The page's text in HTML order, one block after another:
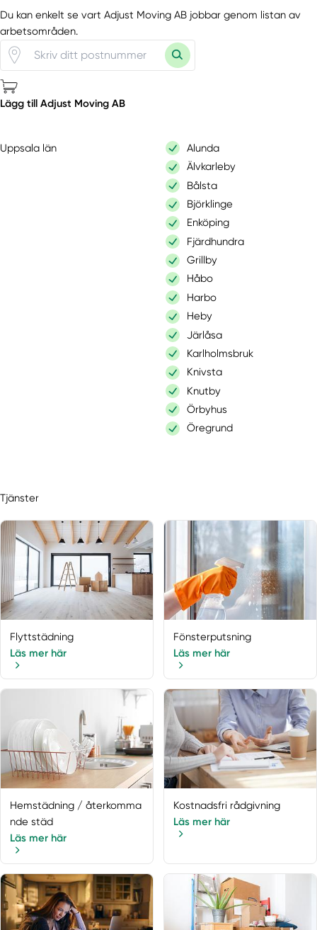
Du kan enkelt se vart Adjust Moving AB jobbar genom listan av
arbetsområden.
Lägg till Adjust Moving AB
Uppsala län
Alunda
Älvkarleby
Bålsta
Björklinge
Enköping
Fjärdhundra
Grillby
Håbo
Harbo
Heby
Järlåsa
Karlholmsbruk
Knivsta
Knutby
Örbyhus
Öregrund
Skokloster
Storvreta
Tierp
Uppsala
Uppsala län
Vänge
Stockholms län
Adelsö
Älvsjö
Arlandastad
Årsta
Bagarmossen
Bandhagen
Brandbergen
Brottby
Danderyd
Djurhamn
Tjänster
Flyttstädning
Läs mer här
Fönsterputsning
Läs mer här
Hemstädning / återkomma
nde städ
Läs mer här
Kostnadsfri rådgivning
Läs mer här